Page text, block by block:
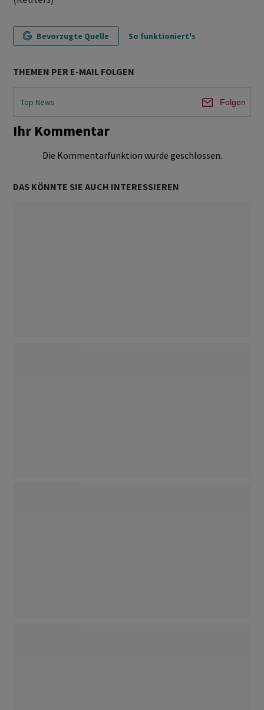
Bevorzugte Quelle So funktioniert's
THEMEN PER E-MAIL FOLGEN
Top News Folgen
Ihr Kommentar
Die Kommentarfunktion wurde geschlossen.
DAS KÖNNTE SIE AUCH INTERESSIEREN